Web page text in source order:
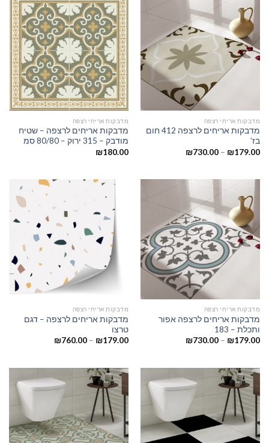
מדבקות אריחי רצפה
מדבקות אריחים לרצפה 412 חום
בז’
₪179.00
–
₪730.00
מדבקות אריחי רצפה
מדבקות אריחים לרצפה – שטיח
מודבק – 315 ירוק – 80/80 סמ
₪180.00
מדבקות אריחי רצפה
מדבקות אריחים לרצפה אפור
ותכלת – 183
₪179.00
–
₪730.00
מדבקות אריחי רצפה
מדבקות אריחים לרצפה – דגם
טרצו
₪179.00
–
₪760.00